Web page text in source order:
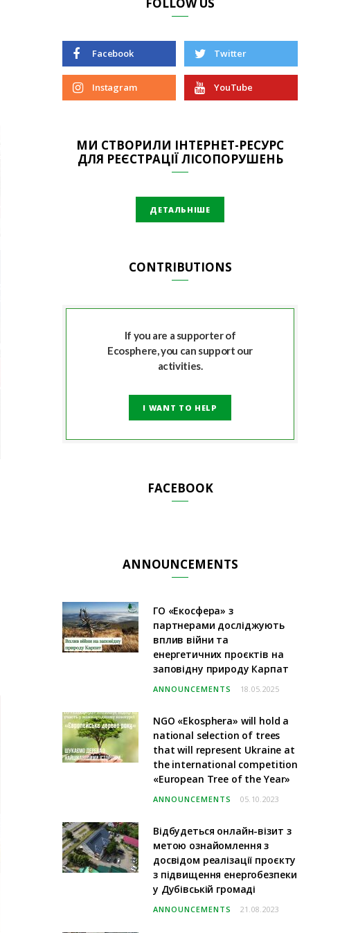
Facebook Twitter
Instagram YouTube
МИ СТВОРИЛИ ІНТЕРНЕТ-РЕСУРС
ДЛЯ РЕЄСТРАЦІЇ ЛІСОПОРУШЕНЬ
ДЕТАЛЬНІШЕ
CONTRIBUTIONS
If you are a supporter of
Ecosphere, you can support our
activities.
I WANT TO HELP
FACEBOOK
ANNOUNCEMENTS
ГО «Екосфера» з
партнерами досліджують
вплив війни та
енергетичних проєктів на
заповідну природу Карпат
ANNOUNCEMENTS 18.05.2025
NGO «Ekosphera» will hold a
national selection of trees
that will represent Ukraine at
the international competition
«European Tree of the Year»
ANNOUNCEMENTS 05.10.2023
Відбудеться онлайн-візит з
метою ознайомлення з
досвідом реалізації проєкту
з підвищення енергобезпеки
у Дубівській громаді
ANNOUNCEMENTS 21.08.2023